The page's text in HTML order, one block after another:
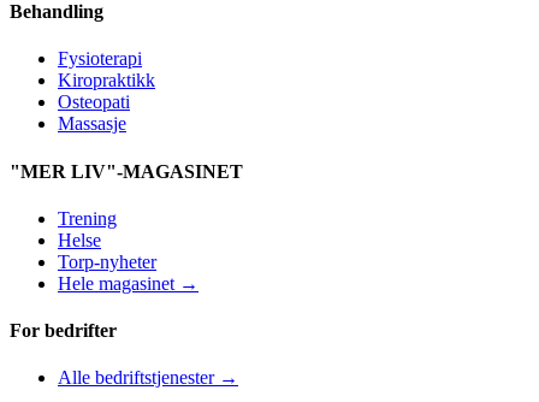
Behandling
Fysioterapi
Kiropraktikk
Osteopati
Massasje
"MER LIV"-MAGASINET
Trening
Helse
Torp-nyheter
Hele magasinet →
For bedrifter
Alle bedriftstjenester →